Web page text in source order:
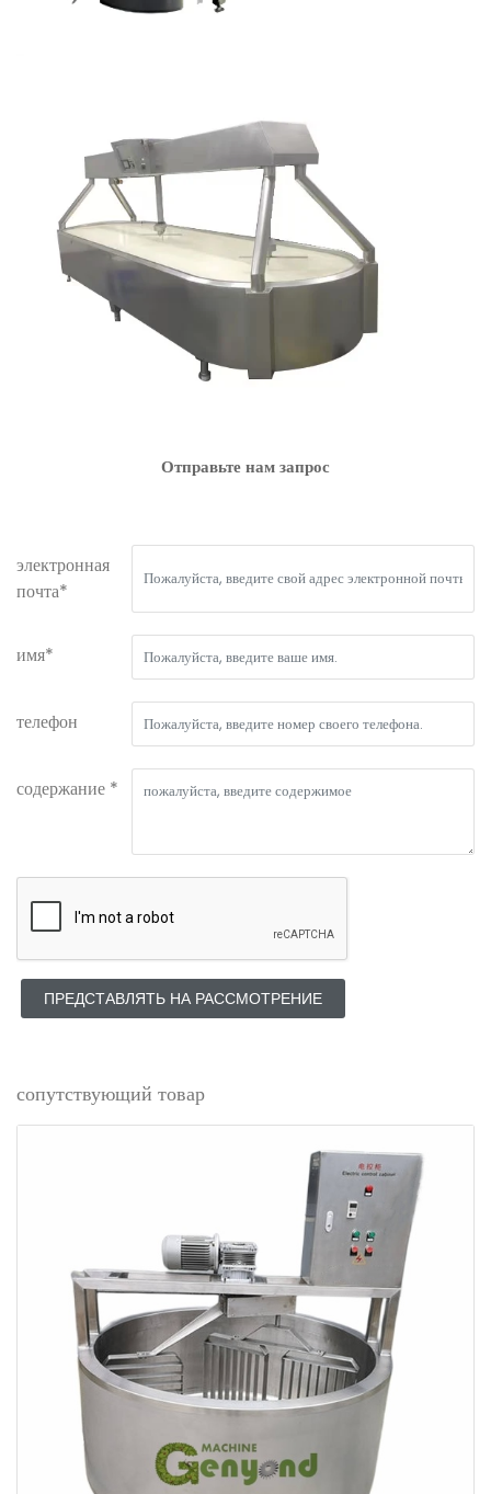
Отправьте нам запрос
электронная
почта*
имя*
телефон
содержание *
ПРЕДСТАВЛЯТЬ НА РАССМОТРЕНИЕ
сопутствующий товар